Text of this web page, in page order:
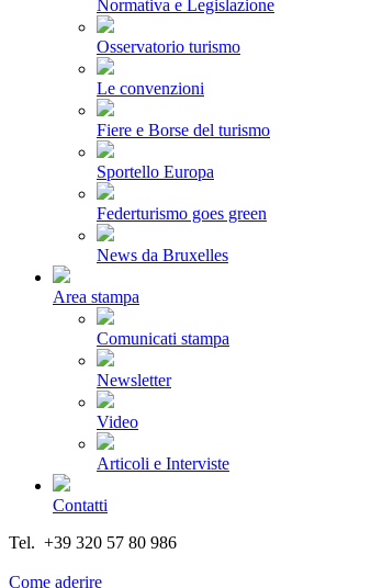
Normativa e Legislazione
Osservatorio turismo
Le convenzioni
Fiere e Borse del turismo
Sportello Europa
Federturismo goes green
News da Bruxelles
Area stampa
Comunicati stampa
Newsletter
Video
Articoli e Interviste
Contatti
Tel. +39 320 57 80 986
Come aderire